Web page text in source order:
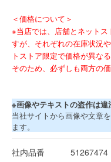
＜価格について＞
※当店では、店舗とネット
すが、それぞれの在庫状況
トストア限定で価格が異な
そのため、必ずしも両方の
※画像やテキストの盗作は違
当社サイトから画像や文章
ます。
社内品番 51267474